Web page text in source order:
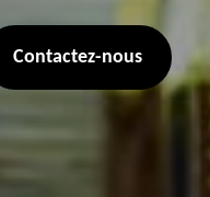
Contactez-nous